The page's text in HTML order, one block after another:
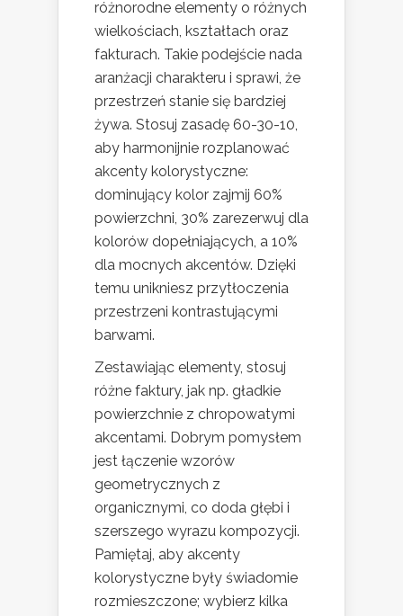
różnorodne elementy o różnych
wielkościach, kształtach oraz
fakturach. Takie podejście nada
aranżacji charakteru i sprawi, że
przestrzeń stanie się bardziej
żywa. Stosuj zasadę 60-30-10,
aby harmonijnie rozplanować
akcenty kolorystyczne:
dominujący kolor zajmij 60%
powierzchni, 30% zarezerwuj dla
kolorów dopełniających, a 10%
dla mocnych akcentów. Dzięki
temu unikniesz przytłoczenia
przestrzeni kontrastującymi
barwami.
Zestawiając elementy, stosuj
różne faktury, jak np. gładkie
powierzchnie z chropowatymi
akcentami. Dobrym pomysłem
jest łączenie wzorów
geometrycznych z
organicznymi, co doda głębi i
szerszego wyrazu kompozycji.
Pamiętaj, aby akcenty
kolorystyczne były świadomie
rozmieszczone; wybierz kilka